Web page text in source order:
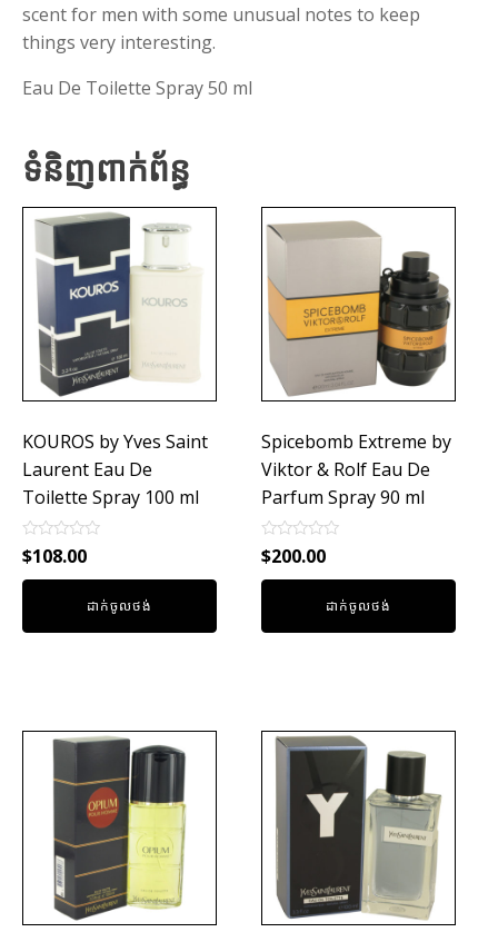
scent for men with some unusual notes to keep
things very interesting.
Eau De Toilette Spray 50 ml
ទំនិញពាក់ព័ន្ធ
KOUROS by Yves Saint
Laurent Eau De
Toilette Spray 100 ml
Rated
0
out
$108.00
ដាក់ចូលថង់
Spicebomb Extreme by
Viktor & Rolf Eau De
Parfum Spray 90 ml
Rated
0
out
$200.00
ដាក់ចូលថង់